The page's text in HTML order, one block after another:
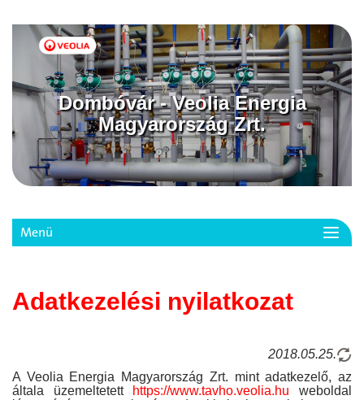
Dombóvár - Veolia Energia
Magyarország Zrt.
Menü
Adatkezelési nyilatkozat
2018.05.25.
A Veolia Energia Magyarország Zrt. mint adatkezelő, az
általa üzemeltetett https://www.tavho.veolia.hu weboldal